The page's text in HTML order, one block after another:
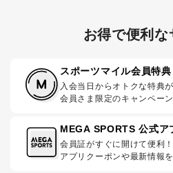
お得で便利な
スポーツマイル会員特典
入会当日からオトクな特典
会員さま限定のキャンペー
MEGA SPORTS 公式ア
会員証がすぐに開けて便利！
アプリクーポンや最新情報